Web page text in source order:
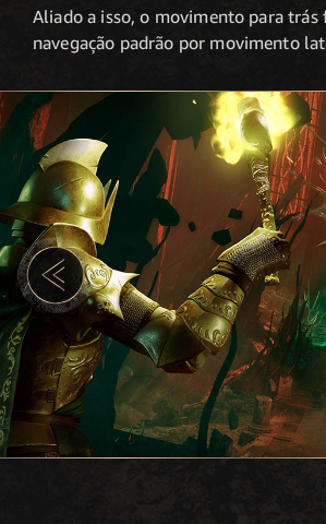
Aliado a isso, o movimento para trás
navegação padrão por movimento